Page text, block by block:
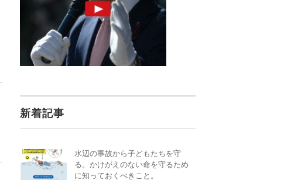
新着記事
水辺の事故から子どもたちを守
る。かけがえのない命を守るため
に知っておくべきこと。